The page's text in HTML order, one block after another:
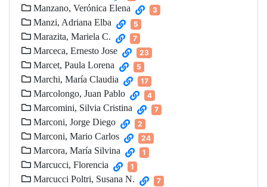
Manzano, Verónica Elena 3
Manzi, Adriana Elba 5
Marazita, Mariela C. 7
Marceca, Ernesto Jose 23
Marcet, Paula Lorena 5
Marchi, María Claudia 17
Marcolongo, Juan Pablo 4
Marcomini, Silvia Cristina 7
Marconi, Jorge Diego 2
Marconi, Mario Carlos 24
Marcora, María Silvina 1
Marcucci, Florencia 1
Marcucci Poltri, Susana N. 7